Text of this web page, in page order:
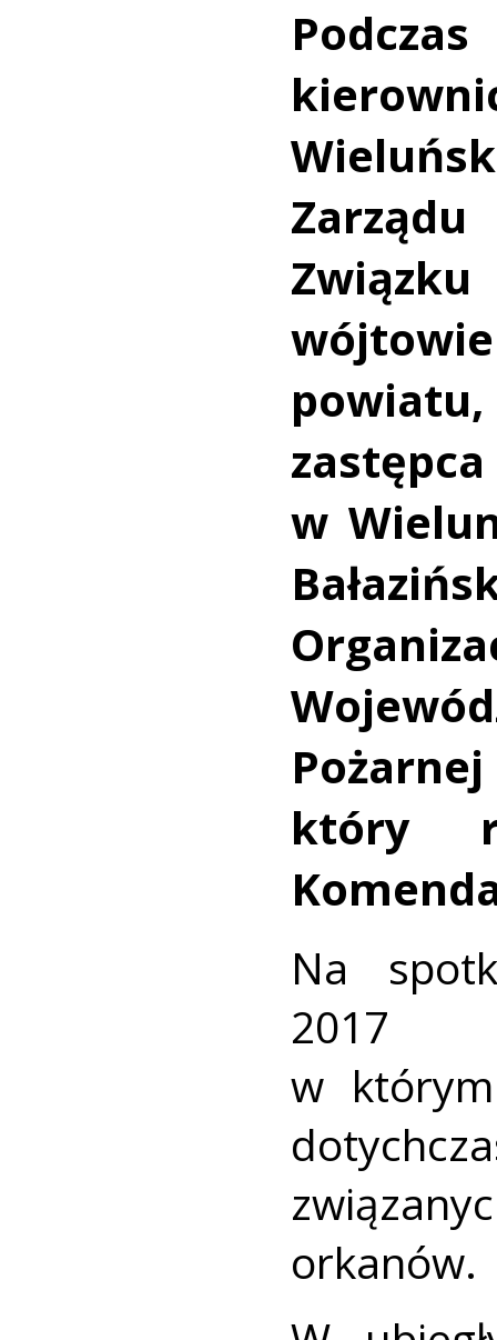
w
który
Na
2017
w
orkanów.